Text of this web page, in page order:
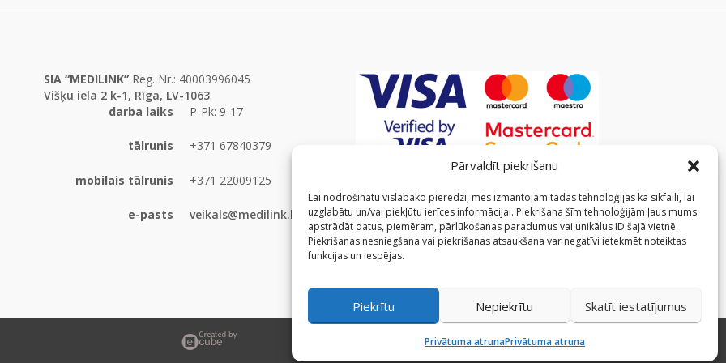
Pārvaldīt piekrišanu
Lai nodrošinātu vislabāko pieredzi, mēs izmantojam tādas tehnoloģijas kā sīkfaili, lai
uzglabātu un/vai piekļūtu ierīces informācijai. Piekrišana šīm tehnoloģijām ļaus mums
apstrādāt datus, piemēram, pārlūkošanas paradumus vai unikālus ID šajā vietnē.
Piekrišanas nesniegšana vai piekrišanas atsaukšana var negatīvi ietekmēt noteiktas
funkcijas un iespējas.
Piekrītu Nepiekrītu Skatīt iestatījumus
Privātuma atrunaPrivātuma atruna
SIA “MEDILINK” Reg. Nr.: 40003996045
Višķu iela 2 k-1, Rīga, LV-1063:
darba laiks
P-Pk: 9-17
tālrunis +371 67840379
mobilais tālrunis +371 22009125
e-pasts veikals@medilink.lv